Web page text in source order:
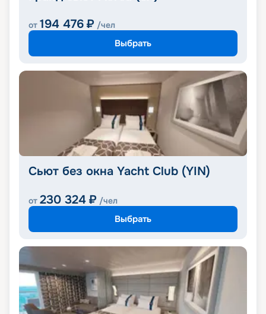
от 194 476 ₽ /чел
Выбрать
Сьют без окна Yacht Club (YIN)
от 230 324 ₽ /чел
Выбрать